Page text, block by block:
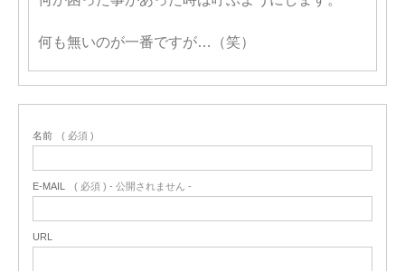
何も無いのが一番ですが…（笑）
名前 ( 必須 )
E-MAIL ( 必須 ) - 公開されません -
URL